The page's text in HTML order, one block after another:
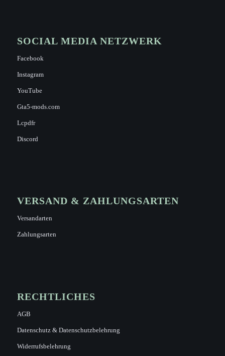
SOCIAL MEDIA NETZWERK
Facebook
Instagram
YouTube
Gta5-mods.com
Lcpdfr
Discord
VERSAND & ZAHLUNGSARTEN
Versandarten
Zahlungsarten
RECHTLICHES
AGB
Datenschutz & Datenschutzbelehrung
Widerrufsbelehrung